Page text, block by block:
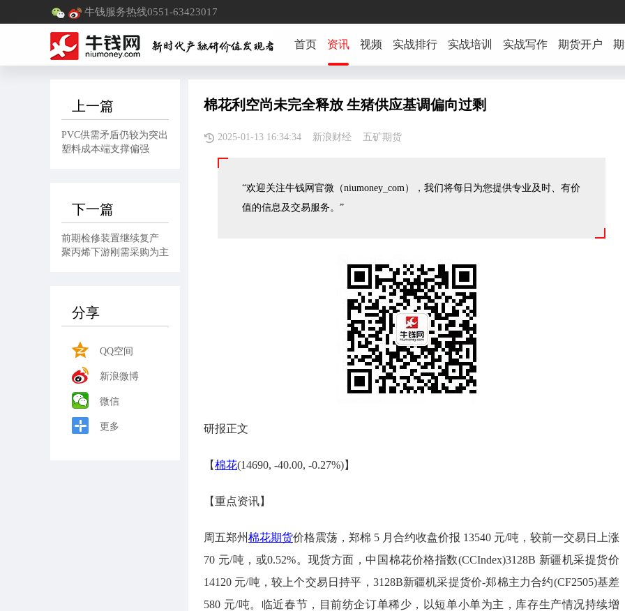
牛钱服务热线0551-63423017
首页 资讯 视频 实战排行 实战培训 实战写作 期货开户
上一篇
PVC供需矛盾仍较为突出
塑料成本端支撑偏强
下一篇
前期检修装置继续复产
聚丙烯下游刚需采购为主
分享
QQ空间
新浪微博
微信
更多
棉花利空尚未完全释放 生猪供应基调偏向过剩
2025-01-13 16:34:34 新浪财经 五矿期货
“欢迎关注牛钱网官微（niumoney_com），我们将每日为您提供专业及时、有价
值的信息及交易服务。”
研报正文
【棉花(14690, -40.00, -0.27%)】
【重点资讯】
周五郑州棉花期货价格震荡，郑棉 5 月合约收盘价报 13540 元/吨，较前一交易日上涨
70 元/吨，或0.52%。现货方面，中国棉花价格指数(CCIndex)3128B 新疆机采提货价
14120 元/吨，较上个交易日持平，3128B新疆机采提货价-郑棉主力合约(CF2505)基差
580 元/吨。临近春节，目前纺企订单稀少，以短单小单为主，库存生产情况持续增